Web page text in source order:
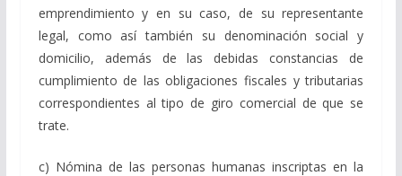
emprendimiento y en su caso, de su representante
legal, como así también su denominación social y
domicilio, además de las debidas constancias de
cumplimiento de las obligaciones fiscales y tributarias
correspondientes al tipo de giro comercial de que se
trate.
c) Nómina de las personas humanas inscriptas en la